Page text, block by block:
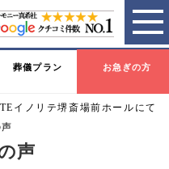
葬儀プラン お急ぎの方
イノリテ堺斎場前ホールにて
声